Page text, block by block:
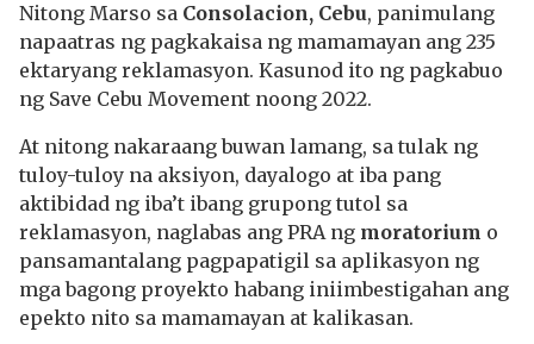
Nitong Marso sa Consolacion, Cebu, panimulang
napaatras ng pagkakaisa ng mamamayan ang 235
ektaryang reklamasyon. Kasunod ito ng pagkabuo
ng Save Cebu Movement noong 2022.
At nitong nakaraang buwan lamang, sa tulak ng
tuloy-tuloy na aksiyon, dayalogo at iba pang
aktibidad ng iba’t ibang grupong tutol sa
reklamasyon, naglabas ang PRA ng moratorium o
pansamantalang pagpapatigil sa aplikasyon ng
mga bagong proyekto habang iniimbestigahan ang
epekto nito sa mamamayan at kalikasan.